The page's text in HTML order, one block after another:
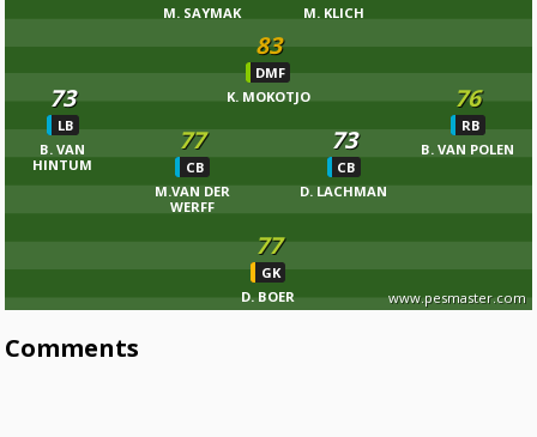
77
GK
D. BOER
73
CB
D. LACHMAN
77
CB
M.VAN DER
WERFF
76
RB
B. VAN POLEN
73
LB
B. VAN
HINTUM
83
DMF
K. MOKOTJO
M. KLICH
M. SAYMAK
www.pesmaster.com
Comments